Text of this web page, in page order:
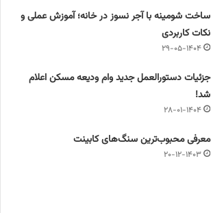
ساخت شومینه با آجر نسوز در خانه؛ آموزش عملی و
نکات کاربردی
۲۹-۰۵-۱۴۰۴
جزئیات دستورالعمل جدید وام ودیعه مسکن اعلام
شد!
۲۸-۰۱-۱۴۰۴
معرفی محبوب‌ترین سنگ‌های کابینت
۲۰-۱۲-۱۴۰۳